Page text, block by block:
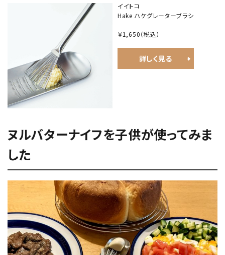
イイトコ
Hake ハケグレーターブラシ
￥1,650（税込）
詳しく見る
ヌルバターナイフを子供が使ってみま
した